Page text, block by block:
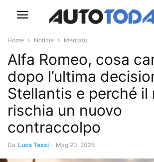
Home Notizie Mercato
Alfa Romeo, cosa
dopo l’ultima
Stellantis e perché il
rischia un nuovo
contraccolpo
Da Luca Tassi - Mag 20, 2026